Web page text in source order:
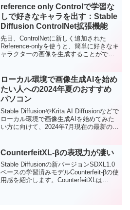
は、CUDAのGPU環境の前準備となるツ
ールのインストールします。以前もおな
じような記事をまとめたのですが、分か
りにくい部分に追加の画像を加えたり、
説明を追加したりしています。
reference only Controlで学習な
しで好きなキャラを出す：Stable
Diffusion ControlNet拡張機能
先日、ControlNetに新しく追加された
Reference-onlyを使うと、簡単に好きなキ
ャラクターの画像を生成することができ
せて、LoRAモデルを作成し、それを使っ
て生成するのが王道でした。今回、LoRA
を使わずに好きなキャラクターを生成し
てみます。
ローカル環境で画像生成AIを始め
たい人への2024年夏のおすすめ
パソコン
Stable DiffusionやKrita AI Diffusionなどで
ローカル環境で画像生成AIを始めてみた
い方に向けて、2024年7月現在の最新のお
CounterfeitXL-βの表現力が凄い
Stable Diffusionの新バージョンSDXL1.0
ベースの学習済みモデルCounterfeit-βの使
用感を紹介します。CounterfeitXLは